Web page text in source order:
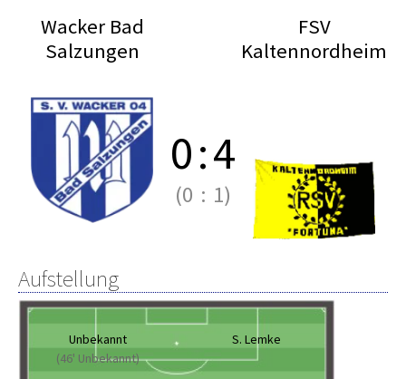
Wacker Bad
Salzungen
FSV
Kaltennordheim
0:4
(0 : 1)
Aufstellung
Unbekannt
(46' Unbekannt)
S. Lemke